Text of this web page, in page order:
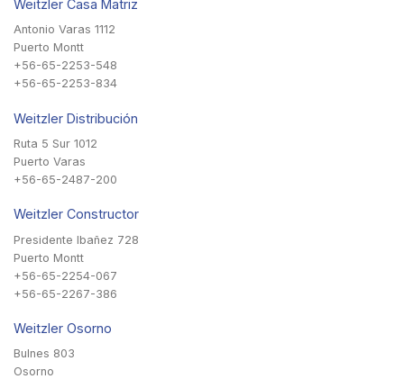
Weitzler Casa Matriz
Antonio Varas 1112
Puerto Montt
+56-65-2253-548
+56-65-2253-834
Weitzler Distribución
Ruta 5 Sur 1012
Puerto Varas
+56-65-2487-200
Weitzler Constructor
Presidente Ibañez 728
Puerto Montt
+56-65-2254-067
+56-65-2267-386
Weitzler Osorno
Bulnes 803
Osorno